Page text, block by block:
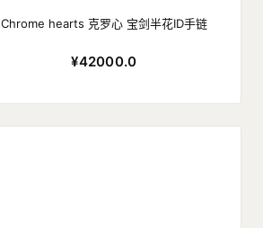
Chrome hearts 克罗心 宝剑半花ID手链
¥42000.0